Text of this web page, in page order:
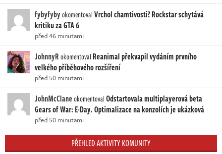
fybyfybyokomentovalVrchol chamtivosti? Rockstar schytává
kritiku za GTA 6
před 46 minutami
JohnnyRokomentoval Reanimal překvapil vydáním prvního
velkého příběhového rozšíření
před 50 minutami
JohnMcClaneokomentovalOdstartovala multiplayerová beta
Gears of War: E-Day. Optimalizace na konzolích je ukázková
před 50 minutami
PŘEHLED AKTIVITY KOMUNITY